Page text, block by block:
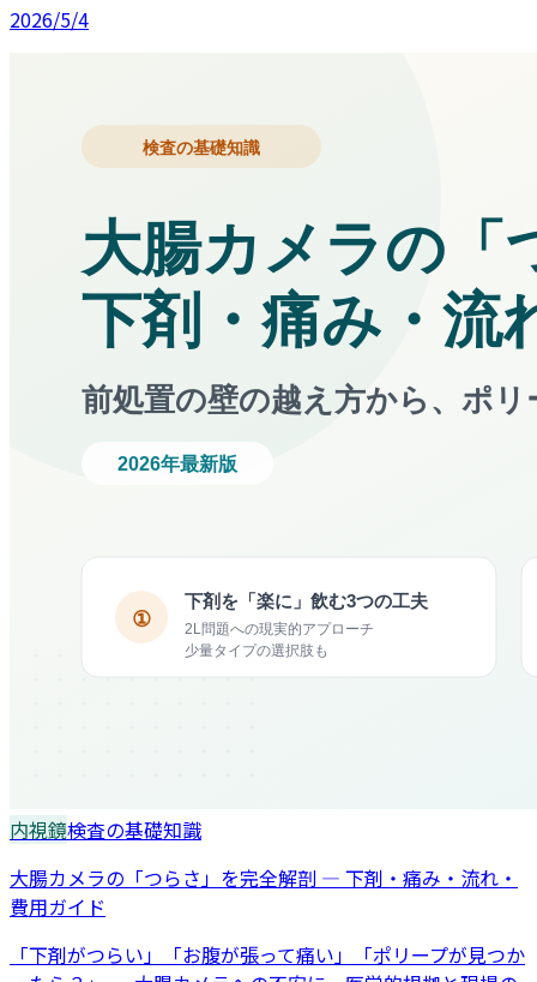
2026/5/4
内視鏡検査の基礎知識
大腸カメラの「つらさ」を完全解剖 — 下剤・痛み・流れ・
費用ガイド
「下剤がつらい」「お腹が張って痛い」「ポリープが見つか